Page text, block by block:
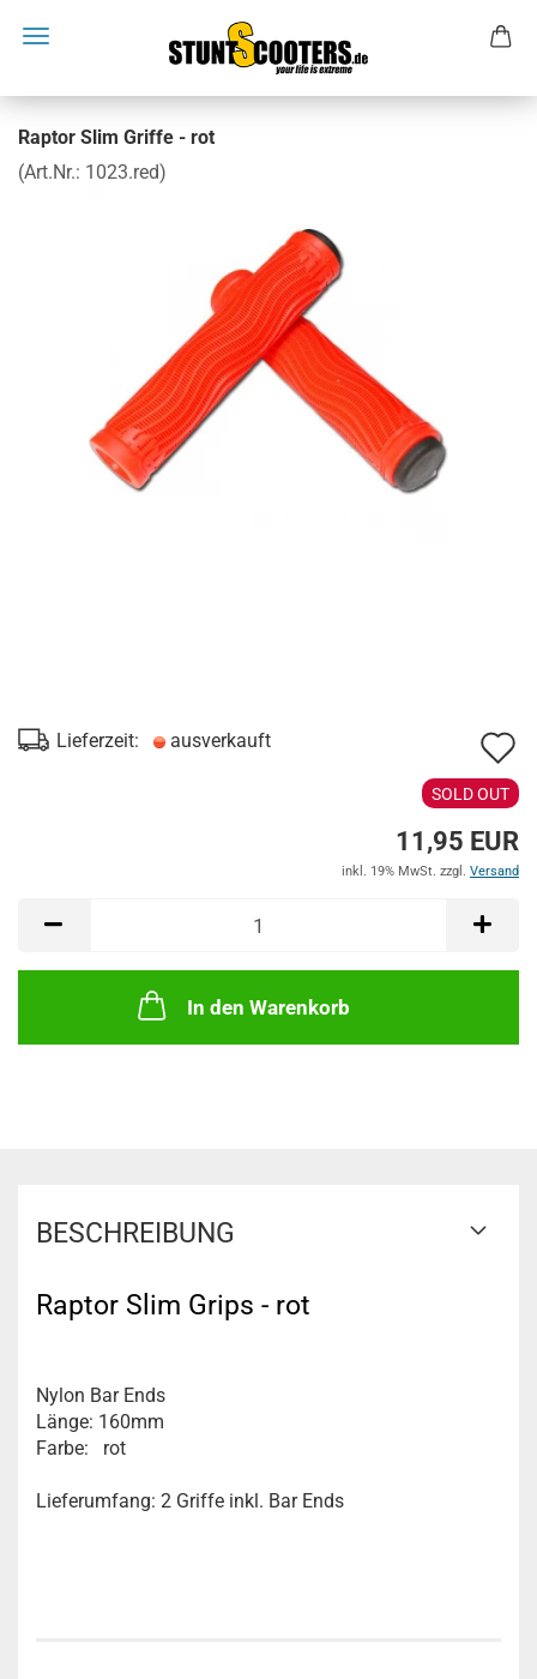
Raptor Slim Griffe - rot
(Art.Nr.: 1023.red)
Lieferzeit: ausverkauft
SOLD OUT
11,95 EUR
inkl. 19% MwSt. zzgl. Versand
In den Warenkorb
BESCHREIBUNG
Raptor Slim Grips - rot
Nylon Bar Ends
Länge: 160mm
Farbe: rot
Lieferumfang: 2 Griffe inkl. Bar Ends